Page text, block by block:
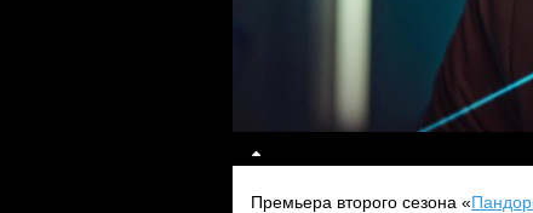
Премьера второго сезона «